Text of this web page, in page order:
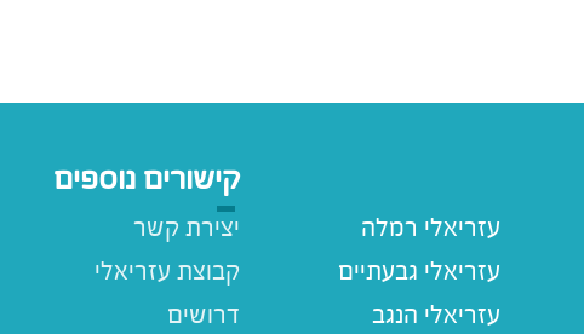
עזריאלי רמלה
עזריאלי גבעתיים
עזריאלי הנגב
קישורים נוספים
יצירת קשר
קבוצת עזריאלי
דרושים